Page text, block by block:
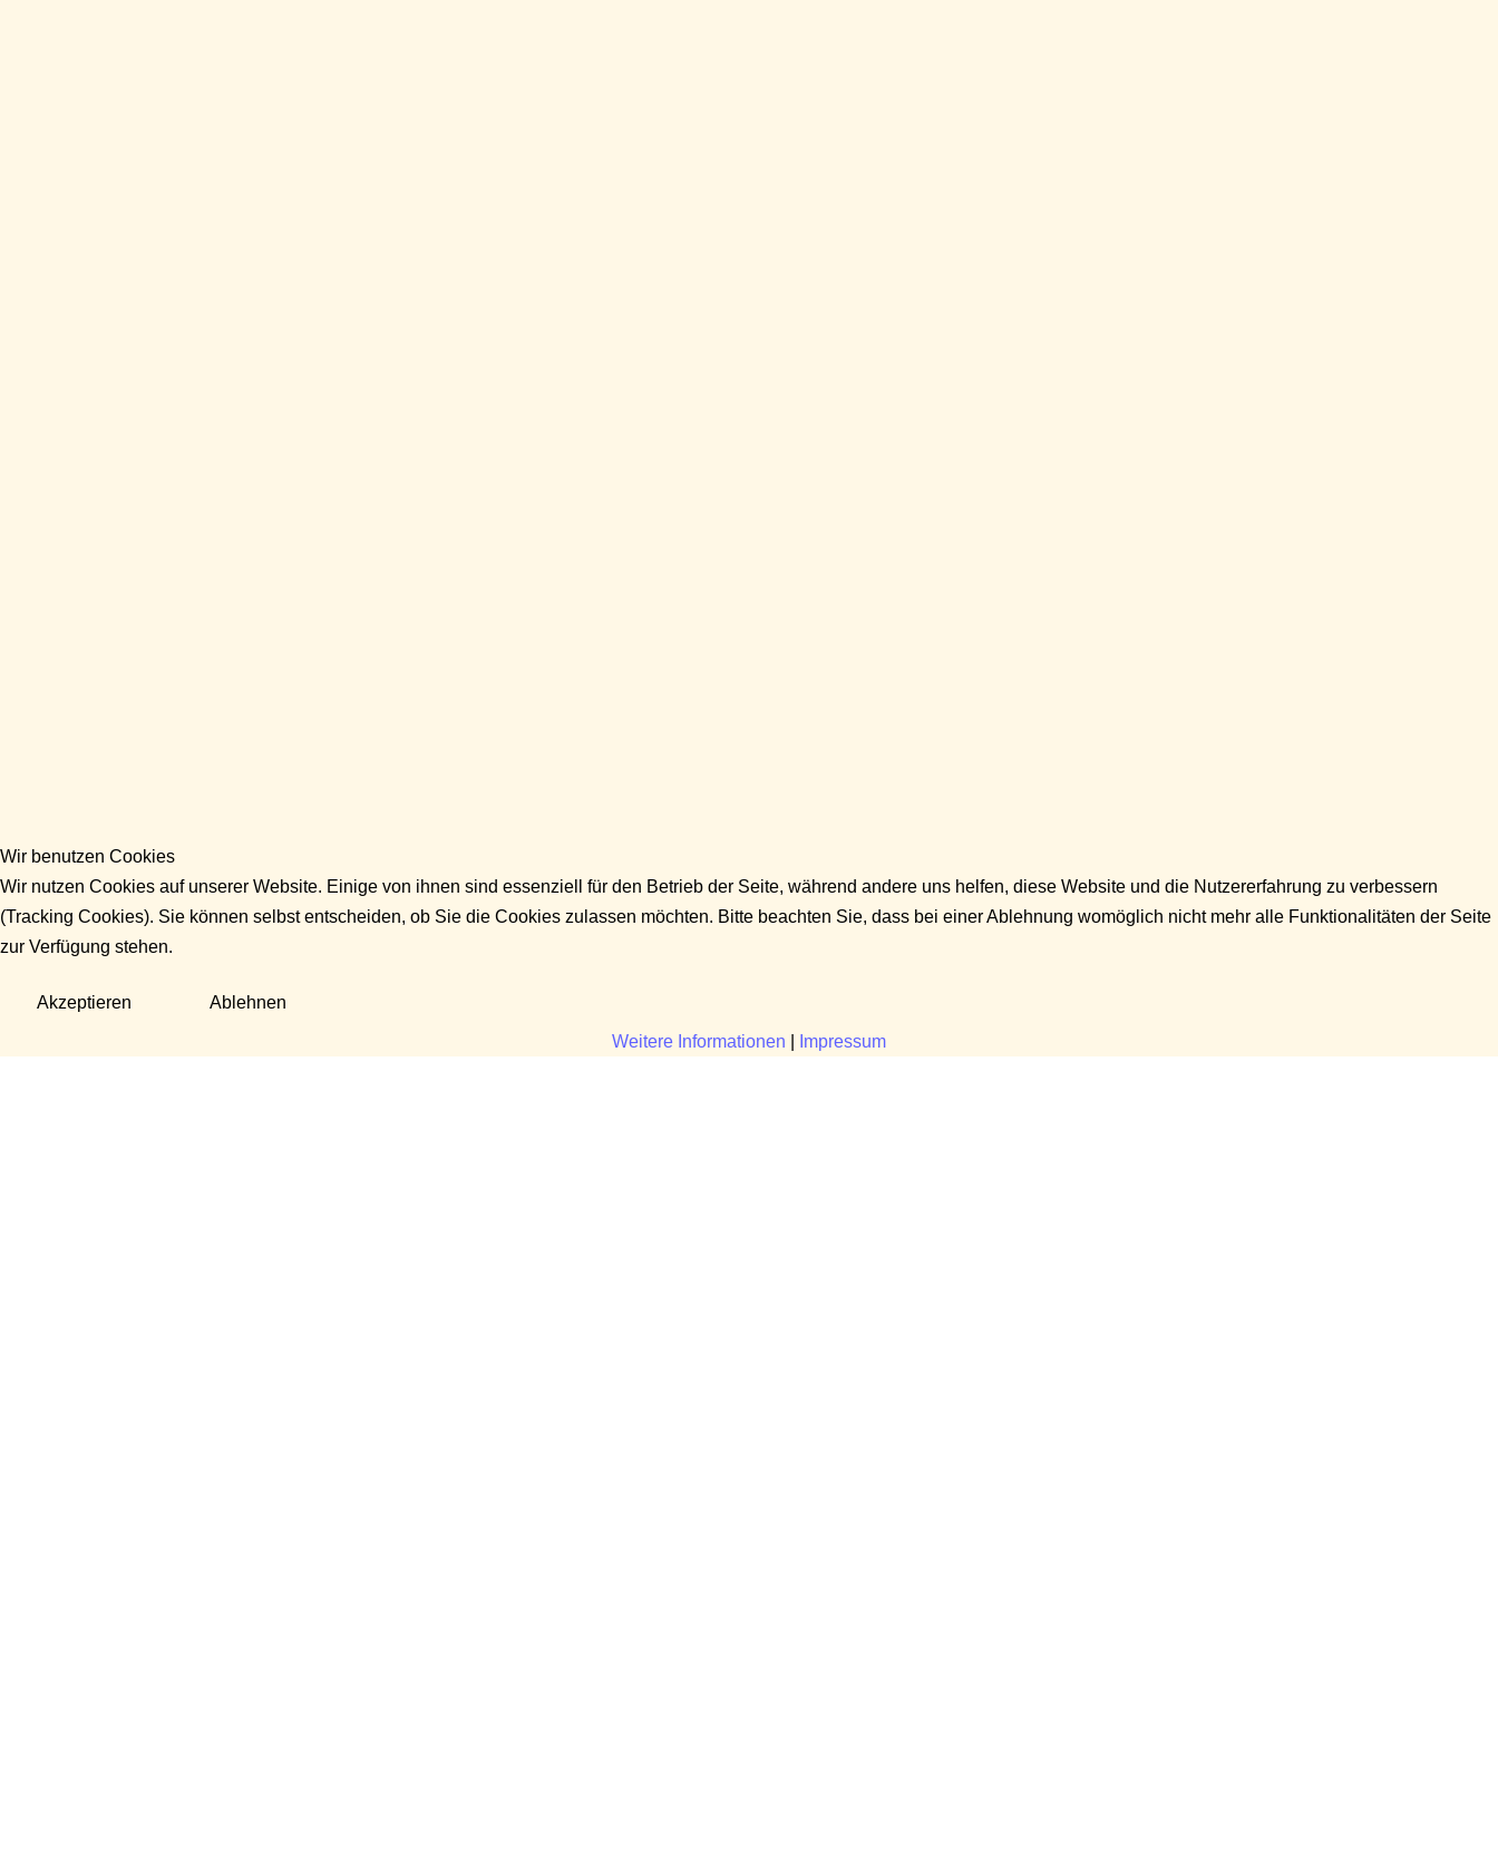
Wir benutzen Cookies
Wir nutzen Cookies auf unserer Website. Einige von ihnen sind essenziell für den Betrieb der Seite, während andere uns helfen, diese Website und die Nutzererfahrung zu verbessern
(Tracking Cookies). Sie können selbst entscheiden, ob Sie die Cookies zulassen möchten. Bitte beachten Sie, dass bei einer Ablehnung womöglich nicht mehr alle Funktionalitäten der Seite
zur Verfügung stehen.
Akzeptieren Ablehnen
Weitere Informationen Impressum